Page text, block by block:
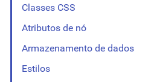
Classes CSS
Atributos de nó
Armazenamento de dados
Estilos